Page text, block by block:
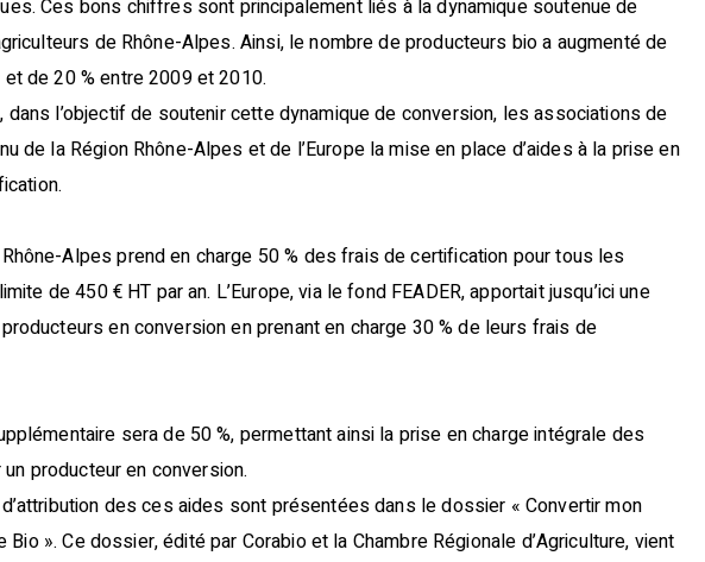
Ces bons chiffres sont principalement liés à la dynamique soutenue de
de Rhône-Alpes. Ainsi, le nombre de producteurs bio a augmenté de
de 20 % entre 2009 et 2010.
dans l’objectif de soutenir cette dynamique de conversion, les associations de
de la Région Rhône-Alpes et de l’Europe la mise en place d’aides à la prise en
Alpes prend en charge 50 % des frais de certification pour tous les
de 450 € HT par an. L’Europe, via le fond FEADER, apportait jusqu’ici une
en conversion en prenant en charge 30 % de leurs frais de
sera de 50 %, permettant ainsi la prise en charge intégrale des
producteur en conversion.
des ces aides sont présentées dans le dossier « Convertir mon
Bio ». Ce dossier, édité par Corabio et la Chambre Régionale d’Agriculture, vient